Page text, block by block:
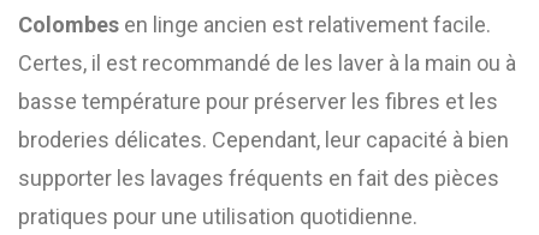
Colombes en linge ancien est relativement facile.
Certes, il est recommandé de les laver à la main ou à
basse température pour préserver les fibres et les
broderies délicates. Cependant, leur capacité à bien
supporter les lavages fréquents en fait des pièces
pratiques pour une utilisation quotidienne.